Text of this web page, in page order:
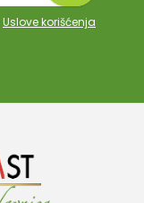
Uslove korišćenja